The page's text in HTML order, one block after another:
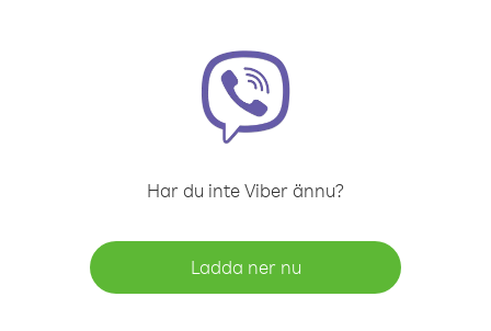
Har du inte Viber ännu?
Ladda ner nu